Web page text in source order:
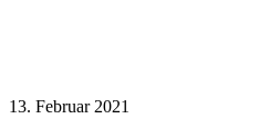
13. Februar 2021